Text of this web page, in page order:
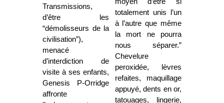
Transmissions,
d’être les
“démolisseurs de la
civilisation”),
menacé
d’interdiction de
visite à ses enfants,
Genesis P-Orridge
affronte
moyen d’être si
totalement unis l’un
à l’autre que même
la mort ne pourra
nous séparer.”
Chevelure
peroxidée, lèvres
refaites, maquillage
appuyé, dents en or,
tatouages, lingerie,